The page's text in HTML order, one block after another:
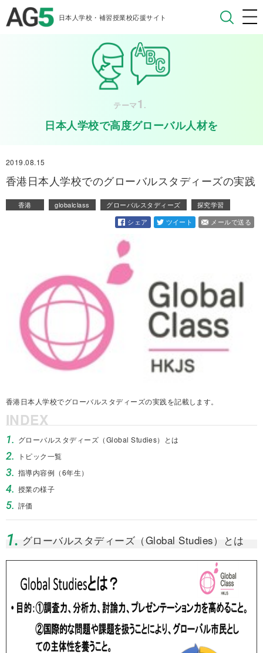
日本人学校・補習授業校応援サイト
テーマ1 .
日本人学校で高度グローバル人材を
2019.08.15
香港日本人学校でのグローバルスタディーズの実践
香港 globalclass グローバルスタディーズ
探究学習
シェア
ツイート メールで送る
香港日本人学校でグローバルスタディーズの実践を記載します。
INDEX
1. グローバルスタディーズ（Global Studies）とは
2. トピック一覧
3. 指導内容例（6年生）
4. 授業の様子
5. 評価
1. グローバルスタディーズ（Global Studies）とは